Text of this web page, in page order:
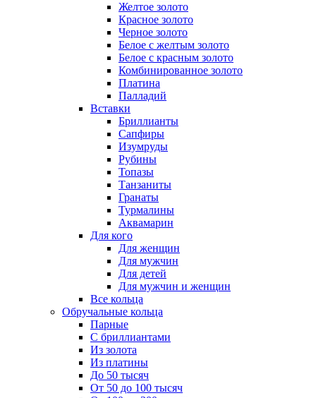
Желтое золото
Красное золото
Черное золото
Белое с желтым золото
Белое с красным золото
Комбинированное золото
Платина
Палладий
Вставки
Бриллианты
Сапфиры
Изумруды
Рубины
Топазы
Танзаниты
Гранаты
Турмалины
Аквамарин
Для кого
Для женщин
Для мужчин
Для детей
Для мужчин и женщин
Все кольца
Обручальные кольца
Парные
С бриллиантами
Из золота
Из платины
До 50 тысяч
От 50 до 100 тысяч